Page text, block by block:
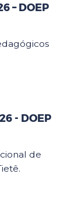
– DOEP
- DOEP
de